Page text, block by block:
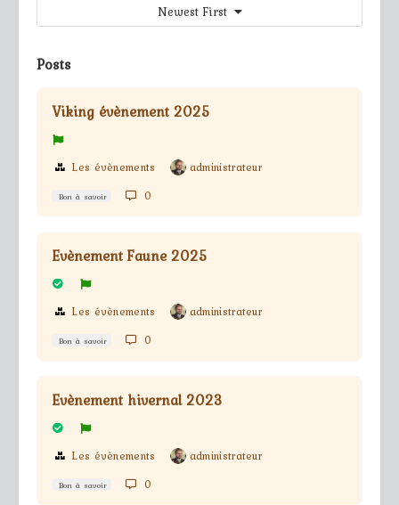
Newest First
Posts
Viking évènement 2025
Les évènements administrateur
Bon à savoir 0
Evènement Faune 2025
Les évènements administrateur
Bon à savoir 0
Evènement hivernal 2023
Les évènements administrateur
Bon à savoir 0